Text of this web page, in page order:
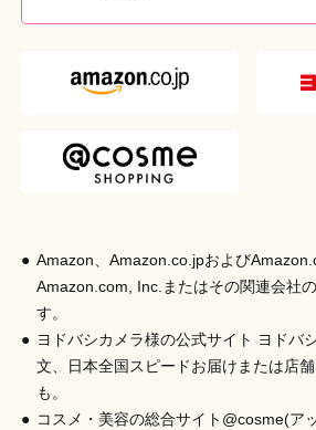
外装サイズ（W×D×H（mm））
原産国
日本
商品コード
4901604587309
Amazon、Amazon.co.jpおよび
Amazon.com, Inc.またはその関連会社
す。
ヨドバシカメラ様の公式サイト ヨドバ
文、日本全国スピードお届けまたは店
も。
コスメ・美容の総合サイト@cosme(ア